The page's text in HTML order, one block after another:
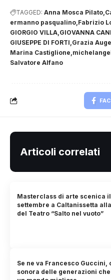
TAGGED: Anna Mosca Pilato
ermanno pasqualino Fabrizio
GIORGIO VILLA GIOVANNA
GIUSEPPE DI FORTI Grazia
Marina Castiglione
Salvatore Alfano
Articoli correlati
Masterclass di arte scenica
settembre a Caltanissetta
del Teatro “Salto nel vuoto”
Se ne va Francesco Guccini,
sonora delle generazioni